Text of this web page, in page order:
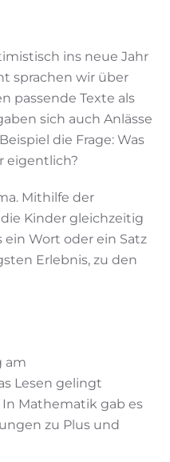
ins neue Jahr
sprachen wir über
passende Texte als
sich auch Anlässe
die Frage: Was
eigentlich?
Mithilfe der
Kinder gleichzeitig
ein Wort oder ein Satz
Erlebnis, zu den
am
Lesen gelingt
Mathematik gab es
zu Plus und